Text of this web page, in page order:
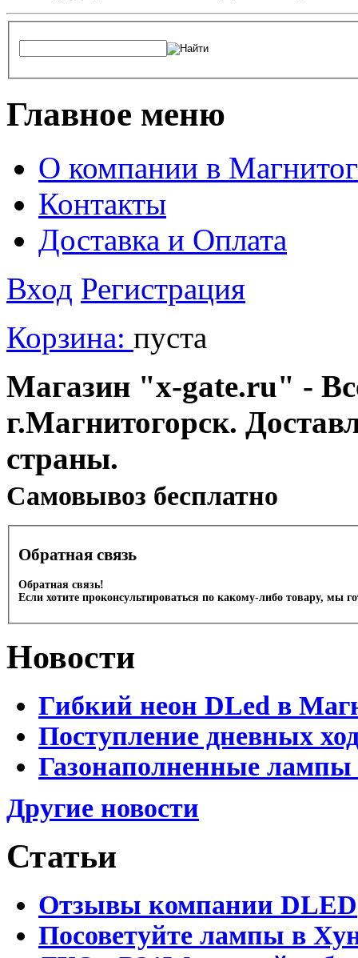
Главное меню
О компании в
Контакты
Доставка и Оплата
Вход Регистрация
Корзина: пуста
Магазин "x-gate.ru" -
г.Магнитогорск.
страны.
Cамовывоз бесплатно
Обратная связь
Обратная связь!
Если хотите проконсультироваться по какому-либо товару, мы
Новости
Гибкий неон DLed в
Поступление дневных
Газонаполненные
Другие новости
Статьи
Отзывы компании DLED
Посоветуйте лампы в